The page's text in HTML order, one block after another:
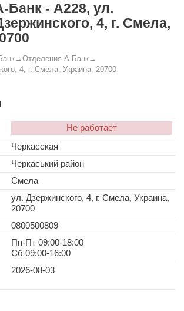
Банк - A228, ул.
4, г. Смела,
→ Отделения А-Банк→
4, г. Смела, Украина, 20700
Не работает
Черкасская
Черкаський район
Смела
ул. Дзержинского, 4, г. Смела, Украина,
20700
0800500809
Пн-Пт 09:00-18:00
Сб 09:00-16:00
2026-08-03